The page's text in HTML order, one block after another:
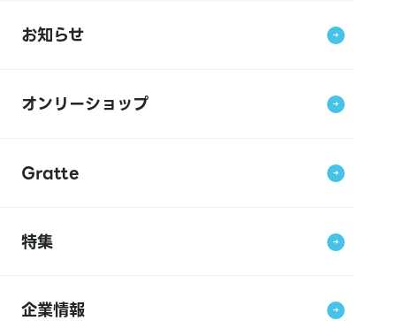
お知らせ
オンリーショップ
Gratte
特集
企業情報